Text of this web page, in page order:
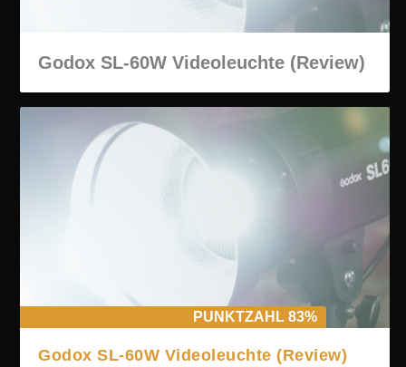
Godox SL-60W Videoleuchte (Review)
PUNKTZAHL 83%
Godox SL-60W Videoleuchte (Review)